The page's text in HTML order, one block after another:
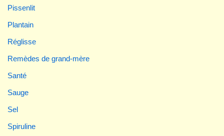
Pissenlit
Plantain
Réglisse
Remèdes de grand-mère
Santé
Sauge
Sel
Spiruline